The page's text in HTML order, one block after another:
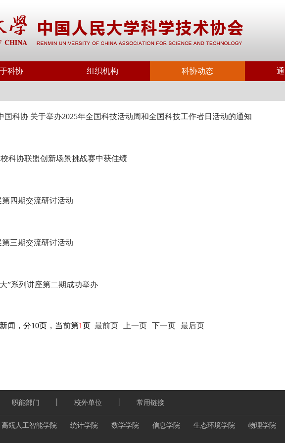
科协 组织机构 科协动态
国科协 关于举办2025年全国科技活动周和全国科技工作者日活动的通知
科协联盟创新场景挑战赛中获佳绩
四期交流研讨活动
三期交流研讨活动
”系列讲座第二期成功举办
闻，分10页，当前第1页 最前页 上一页 下一页 最后页
职能部门 校外单位 常用链接
高瓴人工智能学院 统计学院 数学学院 信息学院 生态环境学院 物理学院